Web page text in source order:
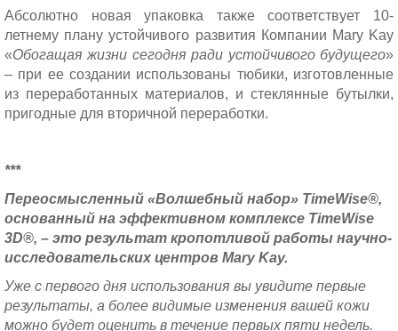
Абсолютно новая упаковка также соответствует 10-
летнему плану устойчивого развития Компании Mary Kay
«Обогащая жизни сегодня ради устойчивого будущего»
– при ее создании использованы тюбики, изготовленные
из переработанных материалов, и стеклянные бутылки,
пригодные для вторичной переработки.
***
Переосмысленный «Волшебный набор» TimeWise®,
основанный на эффективном комплексе TimeWise
3D®, – это результат кропотливой работы научно-
исследовательских центров Mary Kay.
Уже с первого дня использования вы увидите первые
результаты, а более видимые изменения вашей кожи
можно будет оценить в течение первых пяти недель.